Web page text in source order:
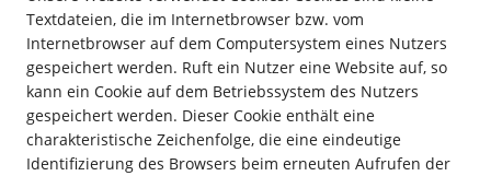
Textdateien, die im Internetbrowser bzw. vom
Internetbrowser auf dem Computersystem eines Nutzers
gespeichert werden. Ruft ein Nutzer eine Website auf, so
kann ein Cookie auf dem Betriebssystem des Nutzers
gespeichert werden. Dieser Cookie enthält eine
charakteristische Zeichenfolge, die eine eindeutige
Identifizierung des Browsers beim erneuten Aufrufen der